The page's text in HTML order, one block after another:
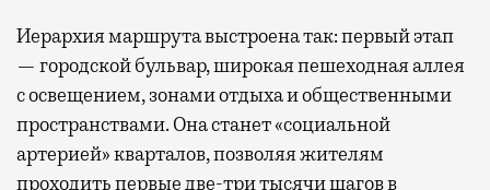
Иерархия маршрута выстроена так: первый этап
— городской бульвар, широкая пешеходная аллея
с освещением, зонами отдыха и общественными
пространствами. Она станет «социальной
артерией» кварталов, позволяя жителям
проходить первые две-три тысячи шагов в